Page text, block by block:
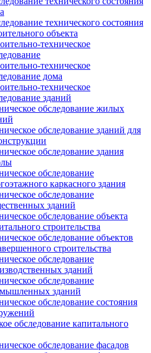
технического состояния
объекта
техническое
техническое
дома
техническое
зданий
обследование жилых
обследование зданий для
обследование здания
обследование
каркасного здания
обследование
зданий
обследование объекта
строительства
обследование объектов
строительства
обследование
зданий
обследование
зданий
обследование состояния
обследование капитального
обследование фасадов